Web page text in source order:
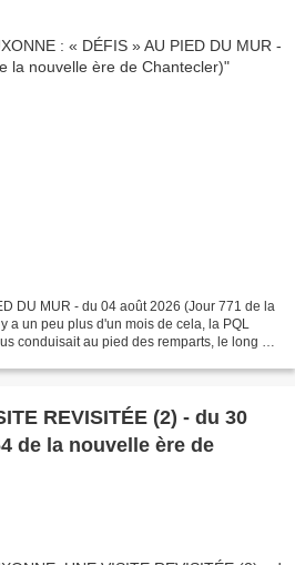
DU MUR - du 04 août 2026 (Jour 771 de la
a un peu plus d'un mois de cela, la PQL
conduisait au pied des remparts, le long du
REVISITÉE (2) - du 30
de la nouvelle ère de